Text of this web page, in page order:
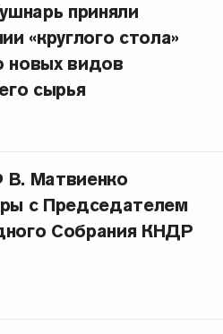
приняли
«круглого стола»
новых видов
сырья
Матвиенко
с Председателем
Собрания КНДР